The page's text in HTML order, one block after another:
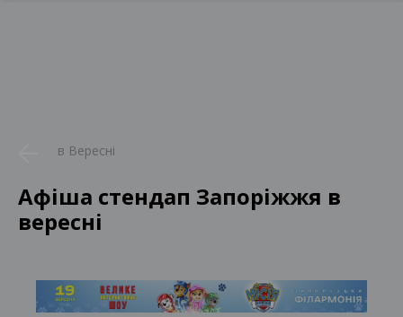
в Вересні
Афіша стендап Запоріжжя в
вересні